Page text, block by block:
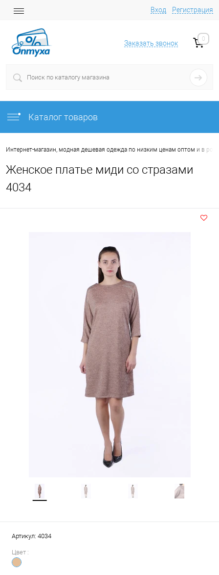
Вход Регистрация
Заказать звонок
0
Каталог товаров
Интернет-магазин, модная дешевая одежда по низким ценам оптом и в
Женское платье миди со стразами
4034
Артикул: 4034
Цвет :